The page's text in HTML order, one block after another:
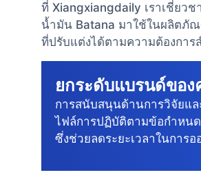
ที่ Xiangxiangdaily เราเชี่ยว
น้ำมัน Batana มาใช้ในผลิตภั
ที่ปรับแต่งได้ตามความต้องกา
ยกระดับแบรนด์ขอ
การสนับสนุนด้านการวิจัยแ
ไฟล์การปฏิบัติตามข้อกําหน
ซึ่งช่วยลดระยะเวลาในการอ